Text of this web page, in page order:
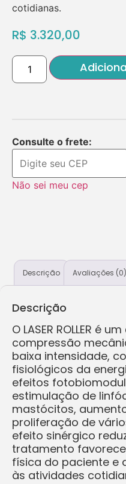
cotidianas.
R$ 3.320,00
Consulte o frete:
Não sei meu cep
Descrição Avaliações (0)
Descrição
O LASER ROLLER é
compressão
baixa intensidade,
fisiológicos da
efeitos
estimulação de
mastócitos,
proliferação de
efeito sinérgico
tratamento
física do paciente e
às atividades